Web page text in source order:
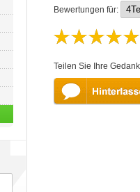
Bewertungen für:
Teilen Sie Ihre